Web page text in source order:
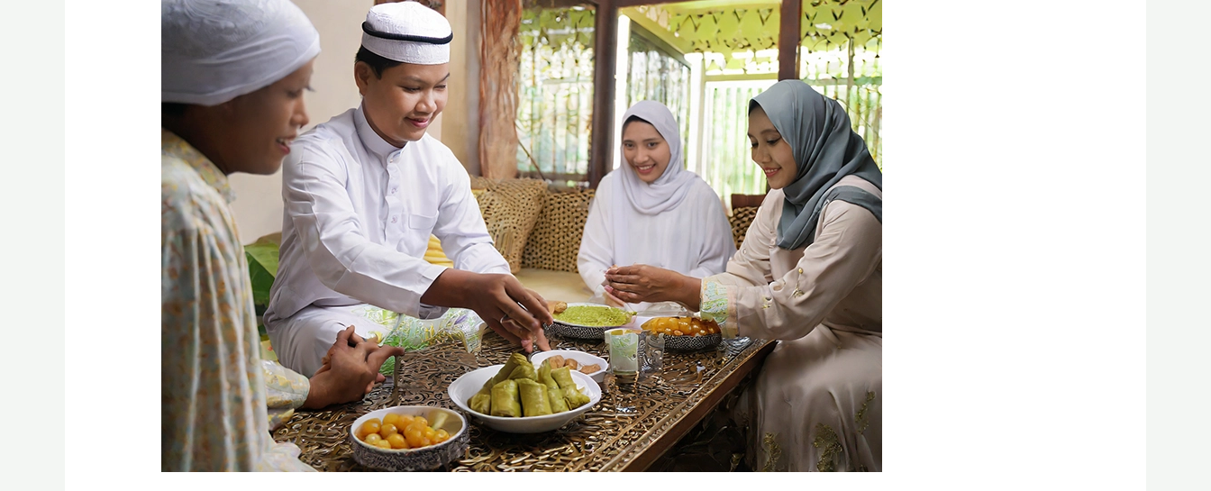
Puasa
Ayyamul
Bulan
Kelahiran
Nabi
Muhammad
SAW